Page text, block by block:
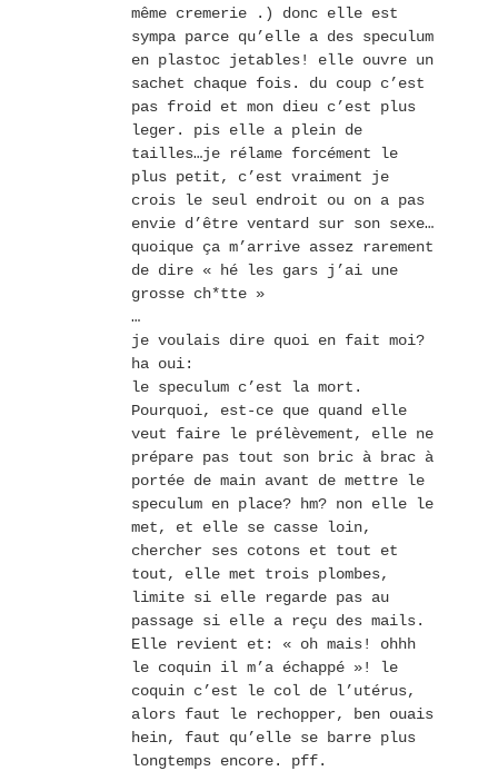
même cremerie .) donc elle est
sympa parce qu’elle a des speculum
en plastoc jetables! elle ouvre un
sachet chaque fois. du coup c’est
pas froid et mon dieu c’est plus
leger. pis elle a plein de
tailles…je rélame forcément le
plus petit, c’est vraiment je
crois le seul endroit ou on a pas
envie d’être ventard sur son sexe…
quoique ça m’arrive assez rarement
de dire « hé les gars j’ai une
grosse ch*tte »
…
je voulais dire quoi en fait moi?
ha oui:
le speculum c’est la mort.
Pourquoi, est-ce que quand elle
veut faire le prélèvement, elle ne
prépare pas tout son bric à brac à
portée de main avant de mettre le
speculum en place? hm? non elle le
met, et elle se casse loin,
chercher ses cotons et tout et
tout, elle met trois plombes,
limite si elle regarde pas au
passage si elle a reçu des mails.
Elle revient et: « oh mais! ohhh
le coquin il m’a échappé »! le
coquin c’est le col de l’utérus,
alors faut le rechopper, ben ouais
hein, faut qu’elle se barre plus
longtemps encore. pff.